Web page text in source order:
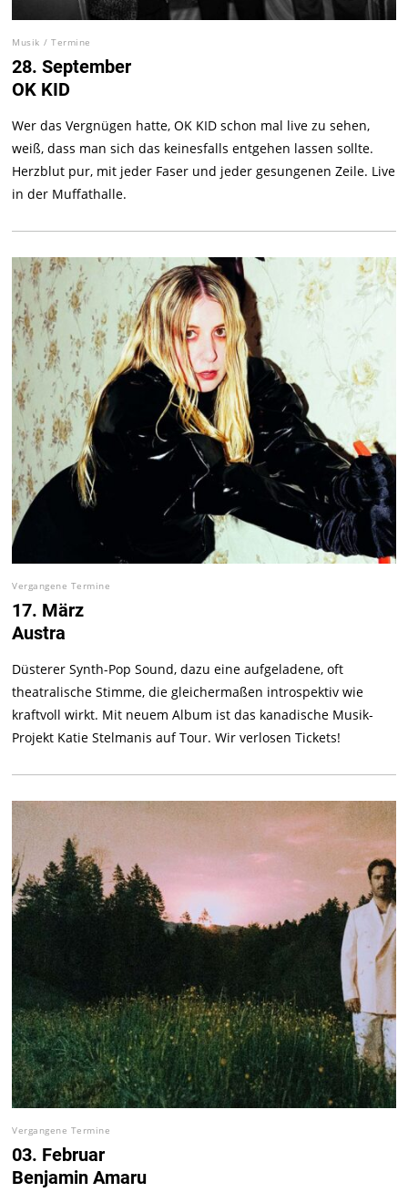
Musik / Termine
28. September
OK KID
Wer das Vergnügen hatte, OK KID schon mal live zu sehen,
weiß, dass man sich das keinesfalls entgehen lassen sollte.
Herzblut pur, mit jeder Faser und jeder gesungenen Zeile. Live
in der Muffathalle.
Vergangene Termine
17. März
Austra
Düsterer Synth-Pop Sound, dazu eine aufgeladene, oft
theatralische Stimme, die gleichermaßen introspektiv wie
kraftvoll wirkt. Mit neuem Album ist das kanadische Musik-
Projekt Katie Stelmanis auf Tour. Wir verlosen Tickets!
Vergangene Termine
03. Februar
Benjamin Amaru